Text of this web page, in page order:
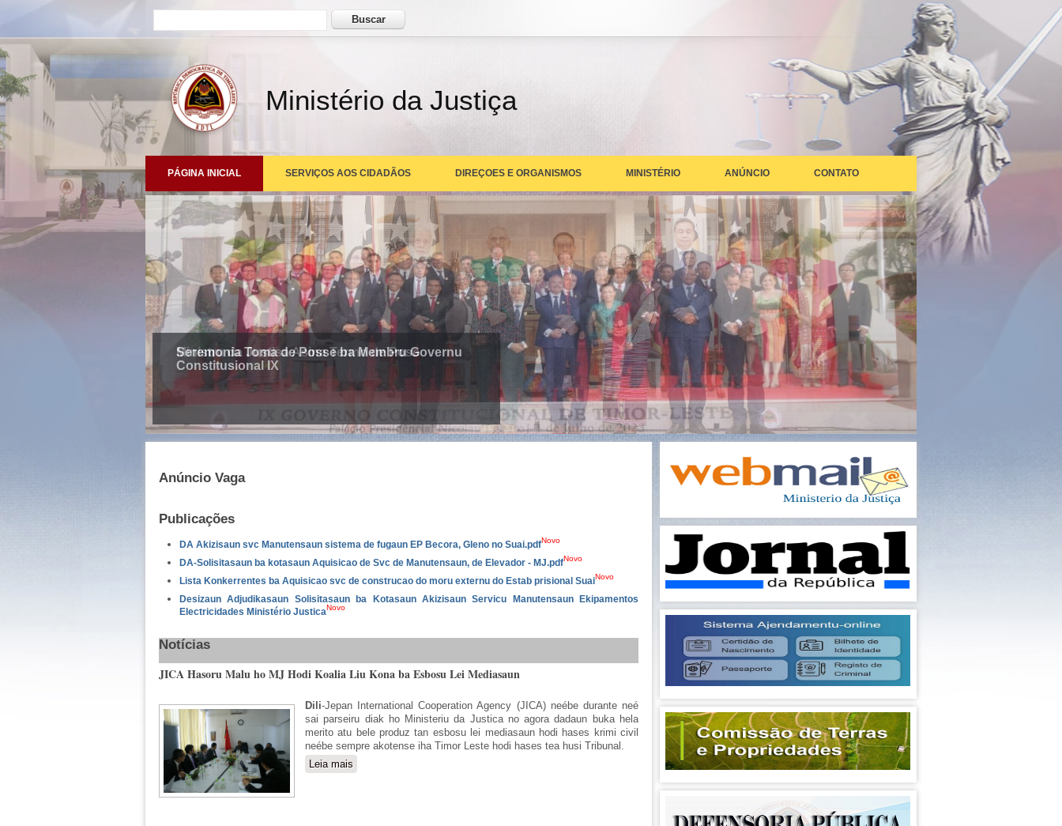
Formulário de busca Buscar
Ministério da Justiça
PÁGINA INICIAL SERVIÇOS AOS CIDADÃOS DIREÇOES E ORGANISMOS MINISTÉRIO ANÚNCIO CONTATO
Ministru da Justisa Asina Termo de Pose
Anúncio Vaga
Publicações
DA Akizisaun svc Manutensaun sistema de fugaun EP Becora, Gleno no Suai.pdfNovo
DA-Solisitasaun ba kotasaun Aquisicao de Svc de Manutensaun, de Elevador - MJ.pdfNovo
Lista Konkerrentes ba Aquisicao svc de construcao do moru externu do Estab prisional SuaiNovo
Desizaun Adjudikasaun Solisitasaun ba Kotasaun Akizisaun Servicu Manutensaun Ekipamentos
Electricidades Ministério JusticaNovo
Notícias
JICA Hasoru Malu ho MJ Hodi Koalia Liu Kona ba Esbosu Lei Mediasaun
Dili-Jepan International Cooperation Agency (JICA) neébe durante neé
sai parseiru diak ho Ministeriu da Justica no agora dadaun buka hela
merito atu bele produz tan esbosu lei mediasaun hodi hases krimi civil
neébe sempre akotense iha Timor Leste hodi hases tea husi Tribunal.
Leia mais sobre JICA Hasoru Malu ho MJ Hodi Koalia Liu Kona ba Esbosu Lei Mediasaun